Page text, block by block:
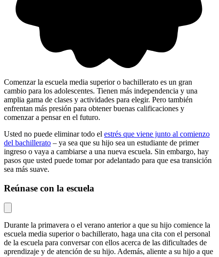
Comenzar la escuela media superior o bachillerato es un gran
cambio para los adolescentes. Tienen más independencia y una
amplia gama de clases y actividades para elegir. Pero también
enfrentan más presión para obtener buenas calificaciones y
comenzar a pensar en el futuro.
Usted no puede eliminar todo el estrés que viene junto al comienzo
del bachillerato – ya sea que su hijo sea un estudiante de primer
ingreso o vaya a cambiarse a una nueva escuela. Sin embargo, hay
pasos que usted puede tomar por adelantado para que esa transición
sea más suave.
Reúnase con la escuela
Durante la primavera o el verano anterior a que su hijo comience la
escuela media superior o bachillerato, haga una cita con el personal
de la escuela para conversar con ellos acerca de las dificultades de
aprendizaje y de atención de su hijo. Además, aliente a su hijo a que